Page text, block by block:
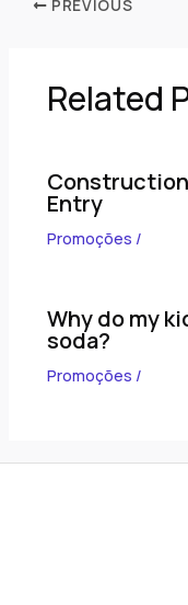
PREVIOUS
Related
Entry
Promoções /
Why do my
soda?
Promoções /